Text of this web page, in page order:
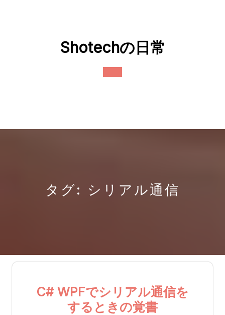
Shotechの日常
タグ: シリアル通信
C# WPFでシリアル通信を
するときの覚書